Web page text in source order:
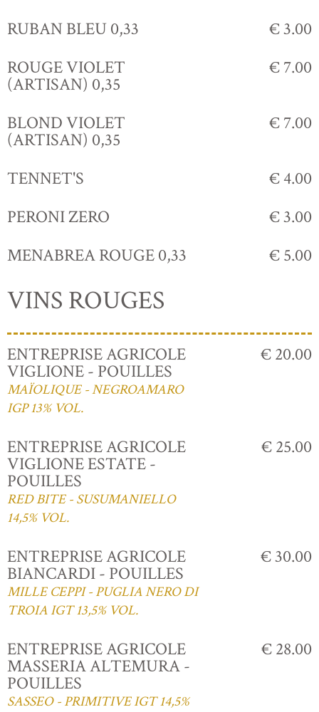
RUBAN BLEU 0,33
€ 3.00
ROUGE VIOLET
(ARTISAN) 0,35
€ 7.00
BLOND VIOLET
(ARTISAN) 0,35
€ 7.00
TENNET'S
€ 4.00
PERONI ZERO
€ 3.00
MENABREA ROUGE 0,33
€ 5.00
VINS ROUGES
ENTREPRISE AGRICOLE
VIGLIONE - POUILLES
MAÏOLIQUE - NEGROAMARO
IGP 13% VOL.
€ 20.00
ENTREPRISE AGRICOLE
VIGLIONE ESTATE -
POUILLES
RED BITE - SUSUMANIELLO
14,5% VOL.
€ 25.00
ENTREPRISE AGRICOLE
BIANCARDI - POUILLES
MILLE CEPPI - PUGLIA NERO DI
TROIA IGT 13,5% VOL.
€ 30.00
ENTREPRISE AGRICOLE
MASSERIA ALTEMURA -
POUILLES
SASSEO - PRIMITIVE IGT 14,5%
€ 28.00